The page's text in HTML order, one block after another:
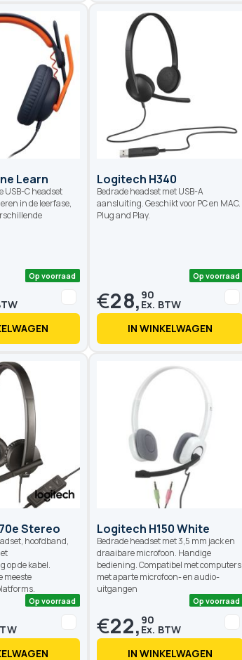
Op voorraad
Learn
USB-C headset
in de leerfase,
Logitech H340
Bedrade headset met USB-A
aansluiting. Geschikt voor PC en MAC.
Plug and Play.
€28, 90
IN WINKELWAGEN
Stereo
hoofdband,
op de kabel.
meeste
Logitech H150 White
Bedrade headset met 3,5 mm jack en
draaibare microfoon. Handige
bediening. Compatibel met computers
met aparte microfoon- en audio-
uitgangen
€22, 90
IN WINKELWAGEN